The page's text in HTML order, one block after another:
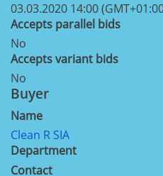
03.03.2020 14:00
Accepts parallel bids
No
Accepts variant bids
No
Buyer
Name
Clean R SIA
Department
Contact